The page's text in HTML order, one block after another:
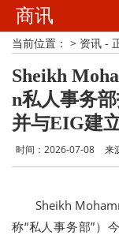
商讯
当前位置： > 资讯 -
Sheikh
n私人事务
并与EIG建
时间：2026-07-08 来
Sheikh
称“私人事务部”）